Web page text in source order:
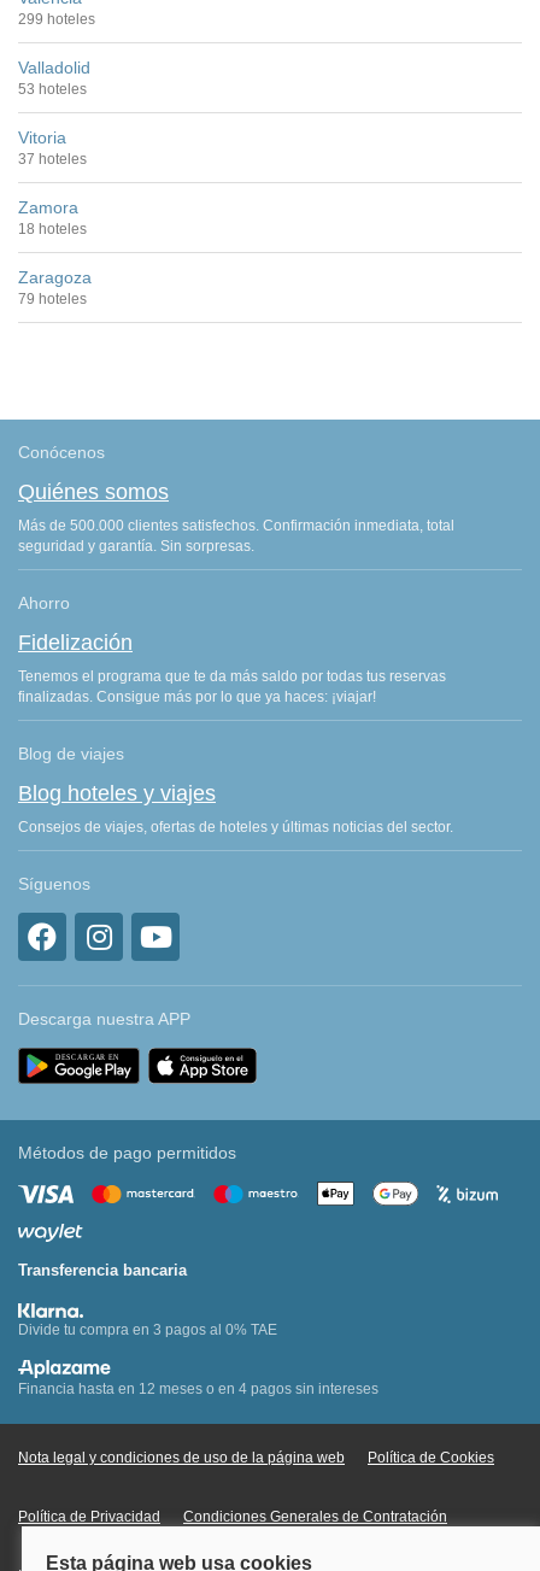
299 hoteles
Valladolid
53 hoteles
Vitoria
37 hoteles
Zamora
18 hoteles
Zaragoza
79 hoteles
Conócenos
Quiénes somos
Más de 500.000 clientes satisfechos. Confirmación inmediata, total
seguridad y garantía. Sin sorpresas.
Ahorro
Fidelización
Tenemos el programa que te da más saldo por todas tus reservas
finalizadas. Consigue más por lo que ya haces: ¡viajar!
Blog de viajes
Blog hoteles y viajes
Consejos de viajes, ofertas de hoteles y últimas noticias del sector.
Síguenos
Descarga nuestra APP
Métodos de pago permitidos
Transferencia bancaria
Divide tu compra en 3 pagos al 0% TAE
Financia hasta en 12 meses o en 4 pagos sin intereses
Nota legal y condiciones de uso de la página web Política de Cookies
Política de Privacidad Condiciones Generales de Contratación